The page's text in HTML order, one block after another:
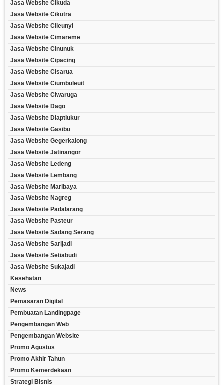
Jasa Website Cikuda
Jasa Website Cikutra
Jasa Website Cileunyi
Jasa Website Cimareme
Jasa Website Cinunuk
Jasa Website Cipacing
Jasa Website Cisarua
Jasa Website Ciumbuleuit
Jasa Website Ciwaruga
Jasa Website Dago
Jasa Website Diaptiukur
Jasa Website Gasibu
Jasa Website Gegerkalong
Jasa Website Jatinangor
Jasa Website Ledeng
Jasa Website Lembang
Jasa Website Maribaya
Jasa Website Nagreg
Jasa Website Padalarang
Jasa Website Pasteur
Jasa Website Sadang Serang
Jasa Website Sarijadi
Jasa Website Setiabudi
Jasa Website Sukajadi
Kesehatan
News
Pemasaran Digital
Pembuatan Landingpage
Pengembangan Web
Pengembangan Website
Promo Agustus
Promo Akhir Tahun
Promo Kemerdekaan
Strategi Bisnis